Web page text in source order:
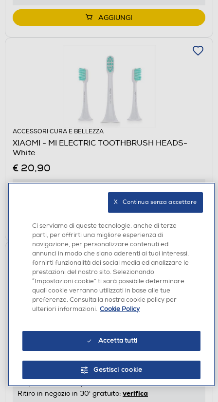
AGGIUNGI
ACCESSORI CURA E BELLEZZA
XIAOMI - MI ELECTRIC TOOTHBRUSH HEADS-
White
€ 20,90
Ritiro in negozio in 30' gratuito: verifica
AGGIUNGI
€ 27,90
Ritiro in negozio in 30' gratuito: verifica
Ci serviamo di queste tecnologie, anche di terze
parti, per offrirti una migliore esperienza di
navigazione, per personalizzare contenuti ed
annunci in modo che siano aderenti ai tuoi interessi,
fornirti funzionalità dei social media ed analizzare le
prestazioni del nostro sito. Selezionando
“Impostazioni cookie” ti sarà possibile determinare
quali cookie verranno utilizzati in base alle tue
preferenze. Consulta la nostra cookie policy per
ulteriori informazioni. Cookie Policy
Accetta tutti
Gestisci cookie
X   Continua senza accettare